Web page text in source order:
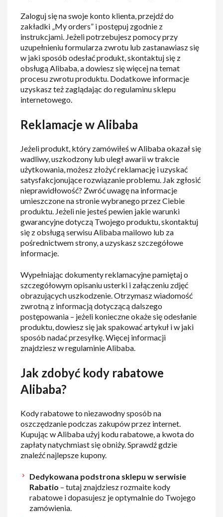
Zaloguj się na swoje konto klienta, przejdź do
zakładki „My orders” i postępuj zgodnie z
instrukcjami. Jeżeli potrzebujesz pomocy przy
uzupełnieniu formularza zwrotu lub zastanawiasz się
w jaki sposób odesłać produkt, skontaktuj się z
obsługą Alibaba, a dowiesz się więcej na temat
procesu zwrotu produktu. Dodatkowe informacje
uzyskasz też zaglądając do regulaminu sklepu
internetowego.
Reklamacje w Alibaba
Jeżeli produkt, który zamówiłeś w Alibaba okazał się
wadliwy, uszkodzony lub uległ awarii w trakcie
użytkowania, możesz złożyć reklamację i uzyskać
satysfakcjonujące rozwiązanie problemu. Jak zgłosić
nieprawidłowość? Zwróć uwagę na informacje
umieszczone na stronie wybranego przez Ciebie
produktu. Jeżeli nie jesteś pewien jakie warunki
gwarancyjne dotyczą Twojego produktu, skontaktuj
się z obsługą serwisu Alibaba mailowo lub za
pośrednictwem strony, a uzyskasz szczegółowe
informacje.
Wypełniając dokumenty reklamacyjne pamiętaj o
szczegółowym opisaniu usterki i załączeniu zdjęć
obrazujących uszkodzenie. Otrzymasz wiadomość
zwrotną z informacją dotyczącą dalszego
postępowania – jeżeli konieczne okaże się odesłanie
produktu, dowiesz się jak spakować artykuł i w jaki
sposób nadać przesyłkę. Więcej informacji
znajdziesz w regulaminie Alibaba.
Jak zdobyć kody rabatowe
Alibaba?
Kody rabatowe to niezawodny sposób na
oszczędzanie podczas zakupów przez internet.
Kupując w Alibaba użyj kodu rabatowe, a kwota do
zapłaty natychmiast się obniży. Sprawdź gdzie
znaleźć najlepsze kupony.
Dedykowana podstrona sklepu w serwisie
Rabatio – tutaj znajdziesz rozmaite kody
rabatowe i dopasujesz je optymalnie do Twojego
zamówienia.